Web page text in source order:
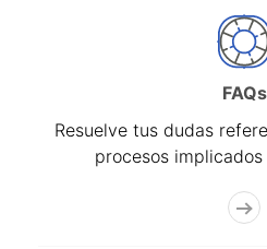
FAQs
Resuelve tus dudas
procesos